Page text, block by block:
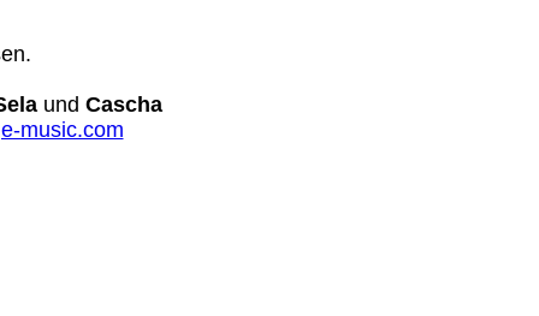
und Cascha
music.com